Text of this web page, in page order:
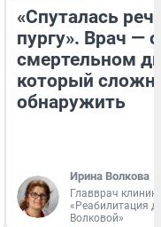
«Спуталась
пургу». Врач — о
смертельном
который
обнаружить
Ирина Волкова
Главврач
«Реабилитация
Волковой»